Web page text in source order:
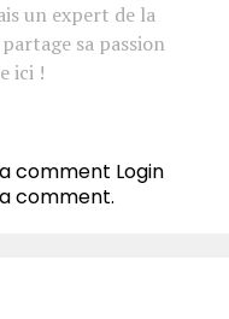
un expert de la
sa passion
ici !
comment Login
comment.